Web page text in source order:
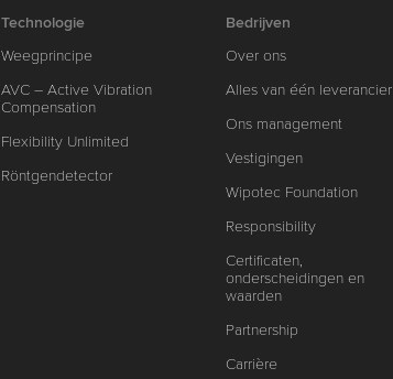
Technologie
Weegprincipe
AVC – Active Vibration
Compensation
Flexibility Unlimited
Röntgendetector
Bedrijven
Over ons
Alles van één leverancier
Ons management
Vestigingen
Wipotec Foundation
Responsibility
Certificaten,
onderscheidingen en
waarden
Partnership
Carrière